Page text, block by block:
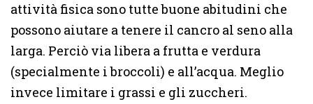
attività fisica sono tutte buone abitudini che
possono aiutare a tenere il cancro al seno alla
larga. Perciò via libera a frutta e verdura
(specialmente i broccoli) e all’acqua. Meglio
invece limitare i grassi e gli zuccheri.